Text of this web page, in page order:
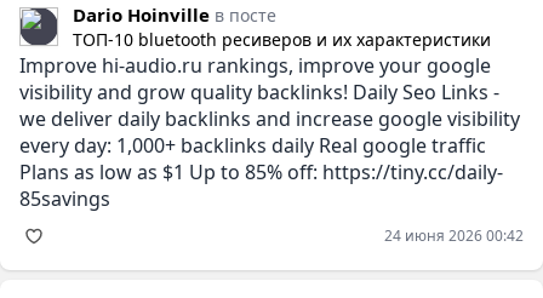
Dario Hoinville в посте
ТОП-10 bluetooth ресиверов и их характеристики
Improve hi-audio.ru rankings, improve your google
visibility and grow quality backlinks! Daily Seo Links -
we deliver daily backlinks and increase google visibility
every day: 1,000+ backlinks daily Real google traffic
Plans as low as $1 Up to 85% off: https://tiny.cc/daily-
85savings
24 июня 2026 00:42